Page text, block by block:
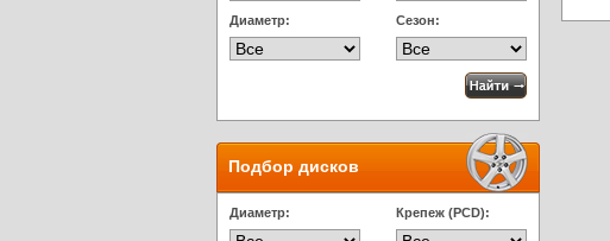
Диаметр: Сезон:
Подбор дисков
Диаметр: Крепеж (PCD):